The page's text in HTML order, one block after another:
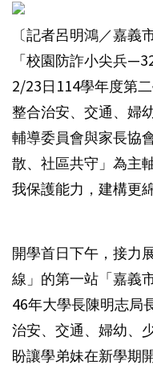
〔記者呂明鴻／嘉
「校園防詐小尖兵
2/23日114學年度第
整合治安、交通、婦
輔導委員會與家長協
散、社區共守」為主
我保護能力，建構更
開學首日下午，接力
線」的第一站「嘉義
46年大學長陳明志局
治安、交通、婦幼、
盼讓學弟妹在新學期